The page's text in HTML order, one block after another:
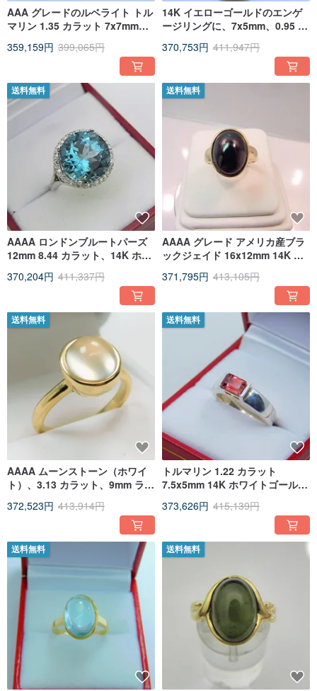
AAA グレードのルベライト トル
マリン 1.35 カラット 7x7mm
リング 1528
359,159円 399,065円
14K イエローゴールドのエンゲ
ージリングに、7x5mm、0.95 カ
ファイアをベゼルセッティング
370,753円 411,947円
送料無料
AAAA ロンドンブルートパーズ
12mm 8.44 カラット、14K ホワ
ハローリング
370,204円 411,337円
送料無料
AAAA グレード アメリカ産ブラ
ックジェイド 16x12mm 14K ロ
ドカラー対応)
371,795円 413,105円
送料無料
AAAA ムーンストーン（ホワイ
ト）、3.13 カラット、9mm ラウ
ルドのベゼルセッティングリン
372,523円 413,914円
送料無料
トルマリン 1.22 カラット
7.5x5mm 14K ホワイトゴールド
グ
373,626円 415,139円
送料無料 送料無料